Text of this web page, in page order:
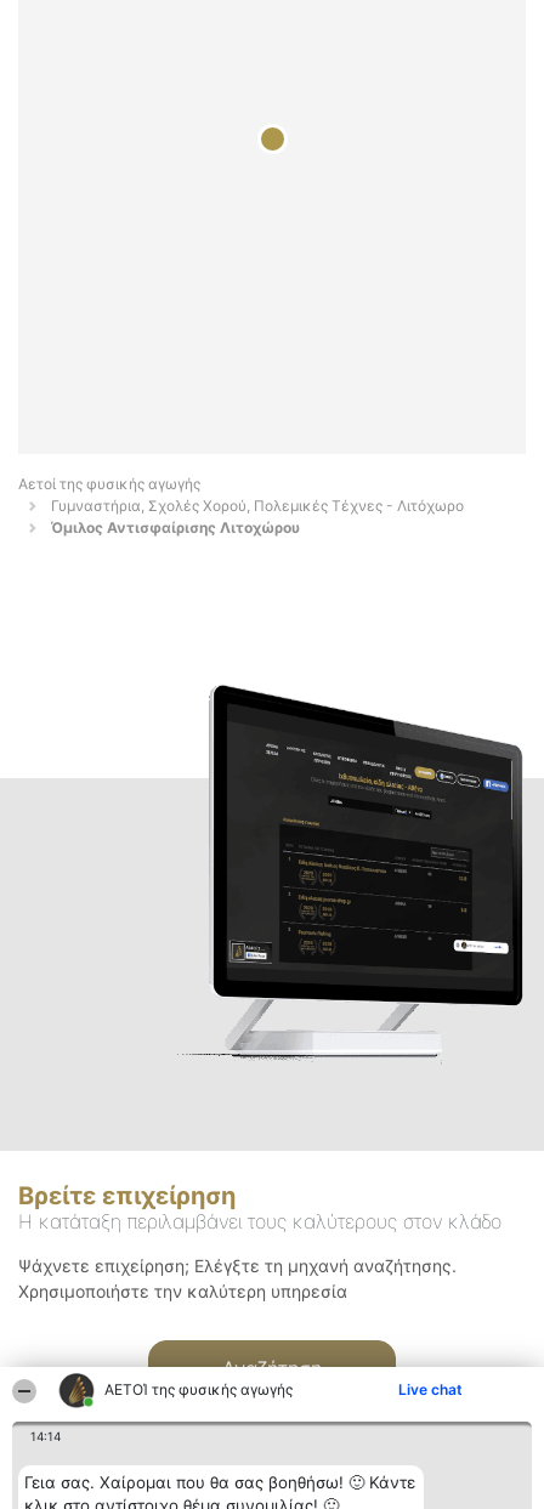
ΑΕΤΟΊ της φυσικής αγωγής Live chat
14:14
Γεια σας. Χαίρομαι που θα σας βοηθήσω! 🙂 Κάντε
Αετοί της φυσικής αγωγής
Γυμναστήρια, Σχολές Χορού, Πολεμικές Τέχνες - Λιτόχωρο
Όμιλος Αντισφαίρισης Λιτοχώρου
Βρείτε επιχείρηση
Η κατάταξη περιλαμβάνει τους καλύτερους στον κλάδο
Ψάχνετε επιχείρηση; Ελέγξτε τη μηχανή αναζήτησης.
Χρησιμοποιήστε την καλύτερη υπηρεσία
Αναζήτηση